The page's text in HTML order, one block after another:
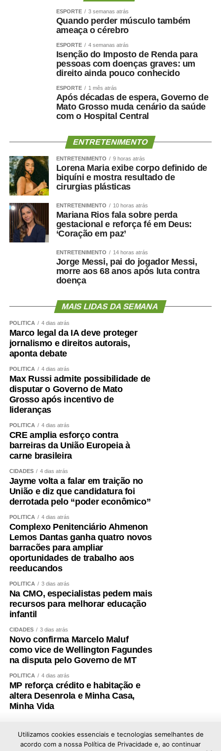
ESPORTE 3 semanas atrás
Quando perder músculo também
ameaça o cérebro
ESPORTE 4 semanas atrás
Isenção do Imposto de Renda para
pessoas com doenças graves: um
direito ainda pouco conhecido
ESPORTE 1 mês atrás
Após décadas de espera, Governo de
Mato Grosso muda cenário da saúde
com o Hospital Central
ENTRETENIMENTO
ENTRETENIMENTO 9 horas atrás
Lorena Maria exibe corpo definido de
biquíni e mostra resultado de
cirurgias plásticas
ENTRETENIMENTO 10 horas atrás
Mariana Rios fala sobre perda
gestacional e reforça fé em Deus:
‘Coração em paz’
ENTRETENIMENTO 14 horas atrás
Jorge Messi, pai do jogador Messi,
morre aos 68 anos após luta contra
doença
MAIS LIDAS DA SEMANA
POLÍTICA 4 dias atrás
Marco legal da IA deve proteger
jornalismo e direitos autorais,
aponta debate
POLÍTICA 4 dias atrás
Max Russi admite possibilidade de
disputar o Governo de Mato
Grosso após incentivo de
lideranças
POLÍTICA 4 dias atrás
CRE amplia esforço contra
barreiras da União Europeia à
carne brasileira
CIDADES 4 dias atrás
Jayme volta a falar em traição no
União e diz que candidatura foi
derrotada pelo “poder econômico”
POLÍTICA 4 dias atrás
Complexo Penitenciário Ahmenon
Lemos Dantas ganha quatro novos
barracões para ampliar
oportunidades de trabalho aos
reeducandos
POLÍTICA 3 dias atrás
Na CMO, especialistas pedem mais
recursos para melhorar educação
infantil
CIDADES 3 dias atrás
Novo confirma Marcelo Maluf
como vice de Wellington Fagundes
na disputa pelo Governo de MT
POLÍTICA 4 dias atrás
MP reforça crédito e habitação e
altera Desenrola e Minha Casa,
Minha Vida
Utilizamos cookies essenciais e tecnologias semelhantes de
acordo com a nossa Política de Privacidade e, ao continuar